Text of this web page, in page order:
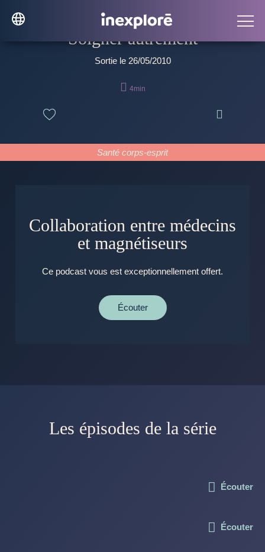
Soigner autrement
Sortie le 26/05/2010
 4min

Santé corps-esprit
Collaboration entre médecins
et magnétiseurs
Ce podcast vous est exceptionnellement offert.
Écouter
Les épisodes de la série
Écouter
Écouter